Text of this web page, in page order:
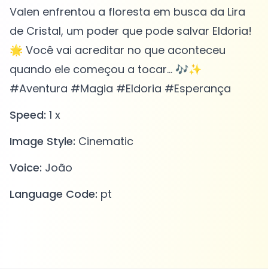
Valen enfrentou a floresta em busca da Lira
de Cristal, um poder que pode salvar Eldoria!
🌟 Você vai acreditar no que aconteceu
quando ele começou a tocar... 🎶✨
#Aventura #Magia #Eldoria #Esperança
Speed: 1 x
Image Style: Cinematic
Voice: João
Language Code: pt